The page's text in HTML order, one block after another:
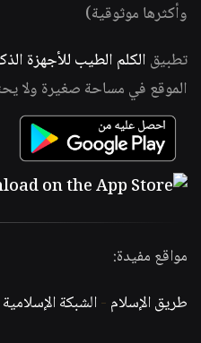
وأكثرها موثوقية)
تطبيق الكلم الطيب للأجهزة
الموقع في مساحة صغيرة ولا
مواقع مفيدة:
طريق الإسلام -الشبكة الإسلامية